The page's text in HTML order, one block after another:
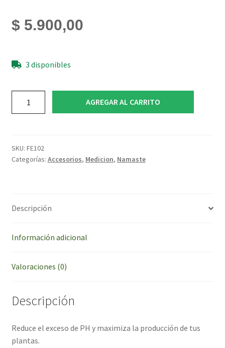
$5.900,00
3 disponibles
100ml
cantidad
AGREGAR AL CARRITO
SKU: FE102
Categorías: Accesorios, Medicion, Namaste
Descripción
Información adicional
Valoraciones (0)
Descripción
Reduce el exceso de PH y maximiza la producción de tus
plantas.